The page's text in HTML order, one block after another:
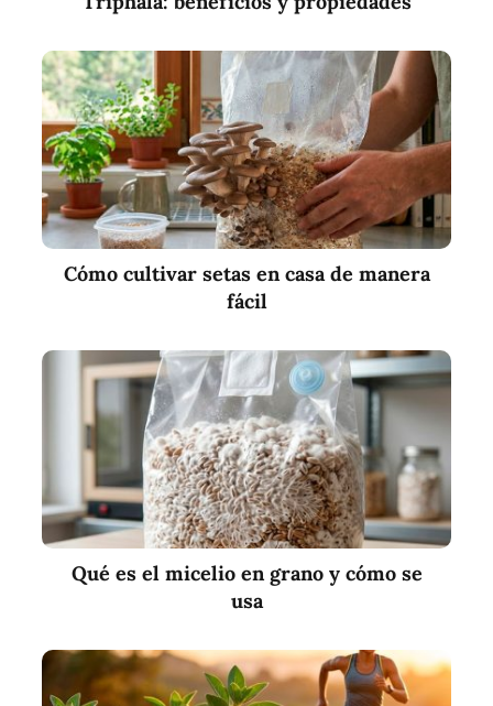
Cómo cultivar setas en casa de manera
fácil
Qué es el micelio en grano y cómo se
usa